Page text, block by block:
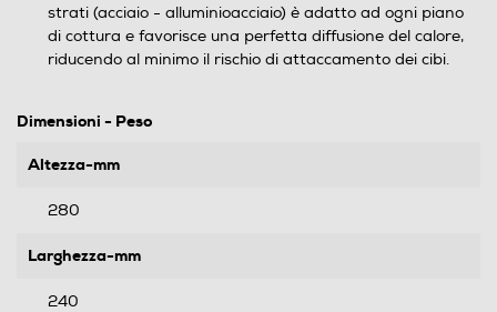
strati (acciaio - alluminioacciaio) è adatto ad ogni piano
di cottura e favorisce una perfetta diffusione del calore,
riducendo al minimo il rischio di attaccamento dei cibi.
Dimensioni - Peso
Altezza-mm
280
Larghezza-mm
240